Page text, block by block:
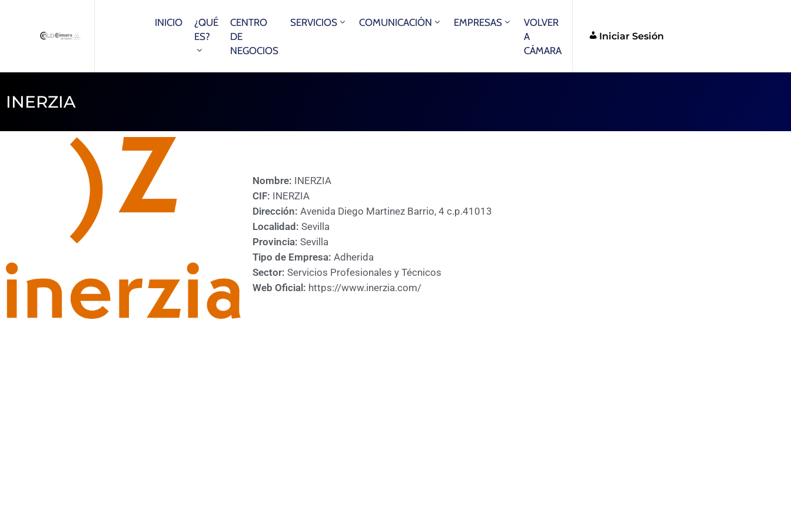
INICIO
¿QUÉ
ES?
CENTRO
DE
NEGOCIOS
SERVICIOS COMUNICACIÓN EMPRESAS
VOLVER
A
CÁMARA
Iniciar Sesión
INERZIA
Nombre: INERZIA
CIF: INERZIA
Dirección: Avenida Diego Martinez Barrio, 4 c.p.41013
Localidad: Sevilla
Provincia: Sevilla
Tipo de Empresa: Adherida
Sector: Servicios Profesionales y Técnicos
Web Oficial: https://www.inerzia.com/